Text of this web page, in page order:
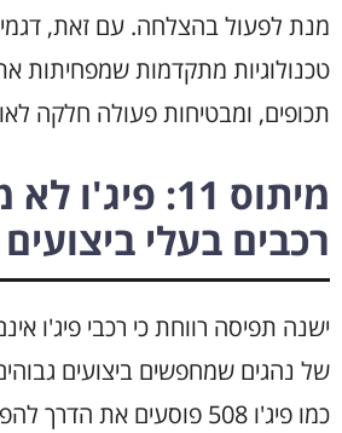
מנת לפעול בהצלחה. עם זאת,
טכנולוגיות מתקדמות שמפחיתות
תכופים, ומבטיחות פעולה חלקה
מיתוס 11:
רכבים בעלי
ישנה תפיסה רווחת כי רכבי פיג'ו
של נהגים שמחפשים ביצועים
כמו פיג'ו 508 פוסעים את